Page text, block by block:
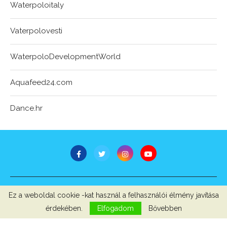
Waterpoloitaly
Vaterpolovesti
WaterpoloDevelopmentWorld
Aquafeed24.com
Dance.hr
STB Bt.
Minden jog fenntartva © 2007-2022
Szerzői jogok, adatvédelem-
Ez a weboldal cookie -kat használ a felhasználói élmény javítása
érdekében.
Elfogadom Bővebben